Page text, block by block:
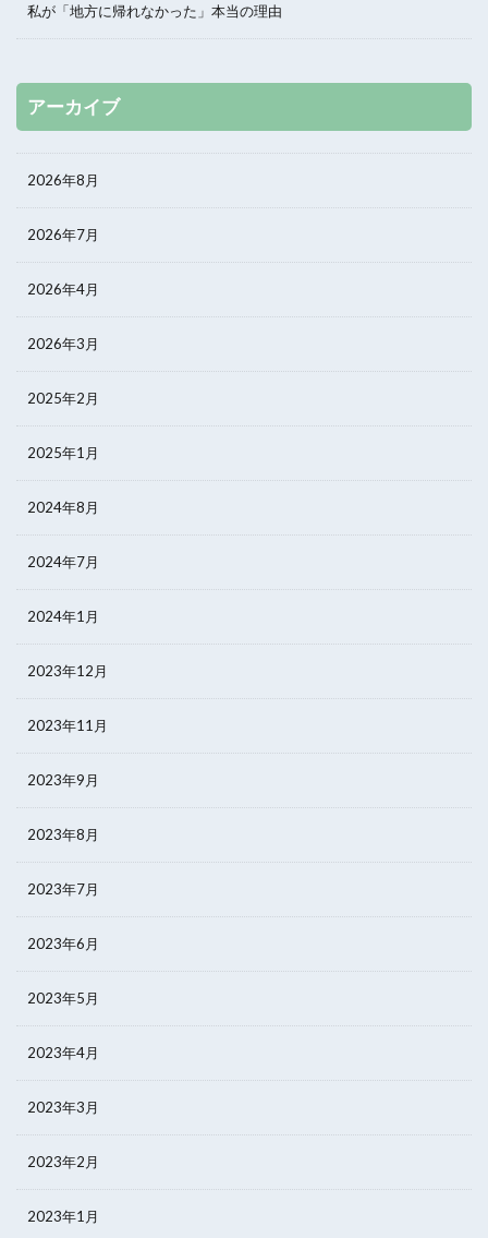
私が「地方に帰れなかった」本当の理由
アーカイブ
2026年8月
2026年7月
2026年4月
2026年3月
2025年2月
2025年1月
2024年8月
2024年7月
2024年1月
2023年12月
2023年11月
2023年9月
2023年8月
2023年7月
2023年6月
2023年5月
2023年4月
2023年3月
2023年2月
2023年1月